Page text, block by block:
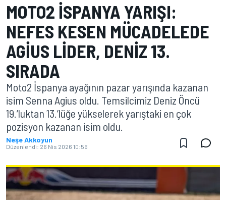
MOTO2 İSPANYA YARIŞI:
NEFES KESEN MÜCADELEDE
AGIUS LIDER, DENIZ 13.
SIRADA
Moto2 İspanya ayağının pazar yarışında kazanan
isim Senna Agius oldu. Temsilcimiz Deniz Öncü
19.’luktan 13.’lüğe yükselerek yarıştaki en çok
pozisyon kazanan isim oldu.
Neşe Akkoyun
Düzenlendi: 26 Nis 2026 10:56